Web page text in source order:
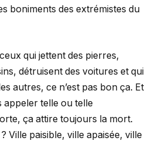
boniments des extrémistes du
qui jettent des pierres,
détruisent des voitures et qui
autres, ce n’est pas bon ça. Et
telle ou telle
ça attire toujours la mort.
Ville paisible, ville apaisée, ville